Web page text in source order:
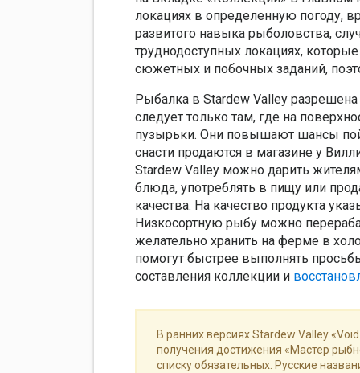
локациях в определенную погоду,
развитого навыка рыболовства,
труднодоступных локациях,
сюжетных и побочных заданий,
Рыбалка в Stardew Valley
следует только там, где на
пузырьки. Они повышают шансы
снасти продаются в магазине у
Stardew Valley можно дарить
блюда, употреблять в пищу или
качества. На качество продукта
Низкосортную рыбу можно
желательно хранить на ферме в
помогут быстрее выполнять
составления коллекции и
В ранних версиях Stardew Valley
получения достижения «Мастер
списку обязательных. Русские